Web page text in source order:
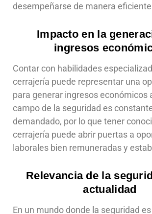
desempeñarse de manera
Impacto en la
ingresos
Contar con habilidades
cerrajería puede representar una
para generar ingresos económicos
campo de la seguridad es
demandado, por lo que tener
cerrajería puede abrir puertas a
laborales bien remuneradas y
Relevancia de la
actualidad
En un mundo donde la seguridad